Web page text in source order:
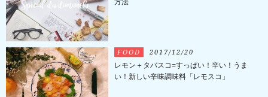
方法
FOOD 2017/12/20
レモン＋タバスコ=すっぱい！辛い！うま
い！新しい辛味調味料「レモスコ」